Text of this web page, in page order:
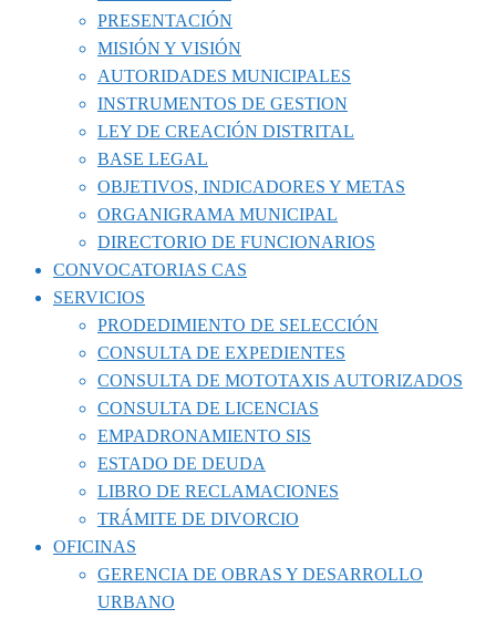
PRESENTACIÓN
MISIÓN Y VISIÓN
AUTORIDADES MUNICIPALES
INSTRUMENTOS DE GESTION
LEY DE CREACIÓN DISTRITAL
BASE LEGAL
OBJETIVOS, INDICADORES Y METAS
ORGANIGRAMA MUNICIPAL
DIRECTORIO DE FUNCIONARIOS
CONVOCATORIAS CAS
SERVICIOS
PRODEDIMIENTO DE SELECCIÓN
CONSULTA DE EXPEDIENTES
CONSULTA DE MOTOTAXIS AUTORIZADOS
CONSULTA DE LICENCIAS
EMPADRONAMIENTO SIS
ESTADO DE DEUDA
LIBRO DE RECLAMACIONES
TRÁMITE DE DIVORCIO
OFICINAS
GERENCIA DE OBRAS Y DESARROLLO
URBANO